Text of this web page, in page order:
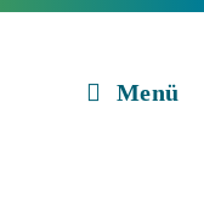
Menü